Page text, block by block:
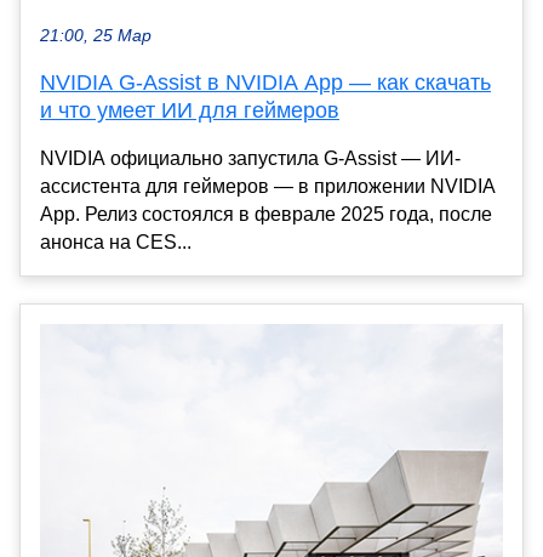
21:00, 25 Мар
NVIDIA G-Assist в NVIDIA App — как скачать
и что умеет ИИ для геймеров
NVIDIA официально запустила G-Assist — ИИ-
ассистента для геймеров — в приложении NVIDIA
App. Релиз состоялся в феврале 2025 года, после
анонса на CES...